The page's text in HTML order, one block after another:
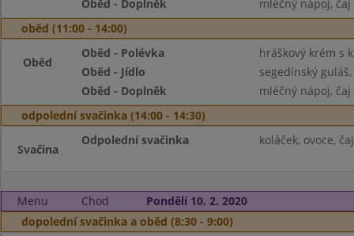
Oběd - Doplněk
mléčný nápoj, čaj
oběd (11:00 - 14:00)
Oběd
Oběd - Polévka
hráškový krém s
Oběd - Jídlo
segedínský
Oběd - Doplněk
mléčný nápoj, čaj
odpolední svačinka (14:00 - 14:30)
Svačina
Odpolední svačinka koláček, ovoce, čaj
Menu Chod
Pondělí 10. 2. 2020
dopolední svačinka a oběd (8:30 - 9:00)